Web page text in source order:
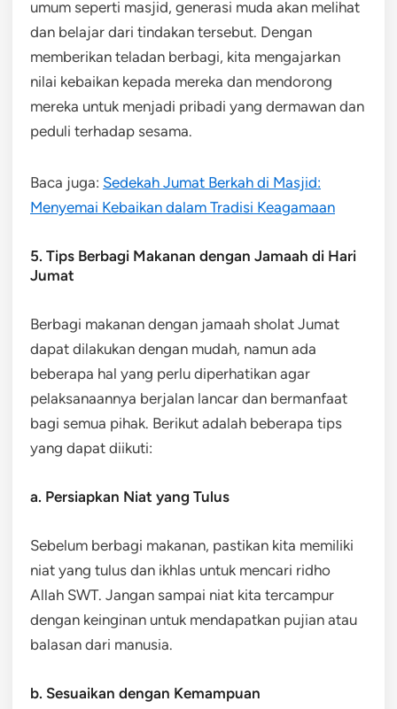
umum seperti masjid, generasi muda akan melihat
dan belajar dari tindakan tersebut. Dengan
memberikan teladan berbagi, kita mengajarkan
nilai kebaikan kepada mereka dan mendorong
mereka untuk menjadi pribadi yang dermawan dan
peduli terhadap sesama.
Baca juga: Sedekah Jumat Berkah di Masjid:
Menyemai Kebaikan dalam Tradisi Keagamaan
5. Tips Berbagi Makanan dengan Jamaah di Hari
Jumat
Berbagi makanan dengan jamaah sholat Jumat
dapat dilakukan dengan mudah, namun ada
beberapa hal yang perlu diperhatikan agar
pelaksanaannya berjalan lancar dan bermanfaat
bagi semua pihak. Berikut adalah beberapa tips
yang dapat diikuti:
a. Persiapkan Niat yang Tulus
Sebelum berbagi makanan, pastikan kita memiliki
niat yang tulus dan ikhlas untuk mencari ridho
Allah SWT. Jangan sampai niat kita tercampur
dengan keinginan untuk mendapatkan pujian atau
balasan dari manusia.
b. Sesuaikan dengan Kemampuan